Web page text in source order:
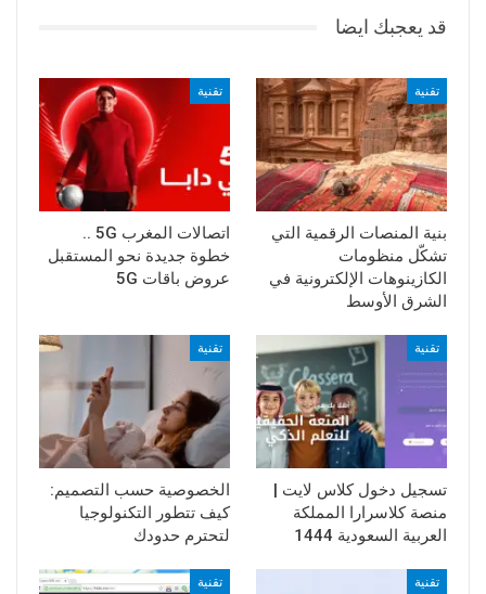
قد يعجبك ايضا
تقنية
بنية المنصات الرقمية التي
تشكّل منظومات
الكازينوهات الإلكترونية في
الشرق الأوسط
تقنية
اتصالات المغرب 5G ..
خطوة جديدة نحو المستقبل
عروض باقات 5G
تقنية
تسجيل دخول كلاس لايت |
منصة كلاسرارا المملكة
العربية السعودية 1444
تقنية
الخصوصية حسب التصميم:
كيف تتطور التكنولوجيا
لتحترم حدودك
تقنية تقنية